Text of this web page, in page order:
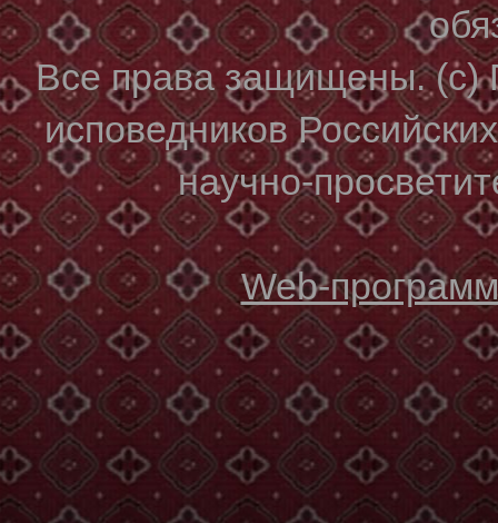
Все права защищены. (с)
исповедников
научно-
Web-